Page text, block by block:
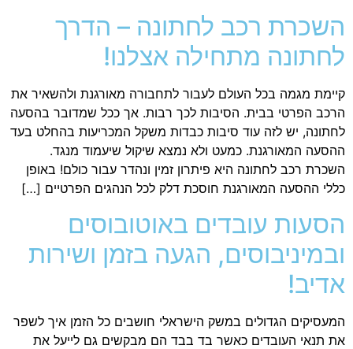
השכרת רכב לחתונה – הדרך
לחתונה מתחילה אצלנו!
קיימת מגמה בכל העולם לעבור לתחבורה מאורגנת ולהשאיר את
הרכב הפרטי בבית. הסיבות לכך רבות. אך ככל שמדובר בהסעה
לחתונה, יש לזה עוד סיבות כבדות משקל המכריעות בהחלט בעד
ההסעה המאורגנת. כמעט ולא נמצא שיקול שיעמוד מנגד.
השכרת רכב לחתונה היא פיתרון זמין ונהדר עבור כולם! באופן
כללי ההסעה המאורגנת חוסכת דלק לכל הנהגים הפרטיים […]
הסעות עובדים באוטובוסים
ובמיניבוסים, הגעה בזמן ושירות
אדיב!
המעסיקים הגדולים במשק הישראלי חושבים כל הזמן איך לשפר
את תנאי העובדים כאשר בד בבד הם מבקשים גם לייעל את